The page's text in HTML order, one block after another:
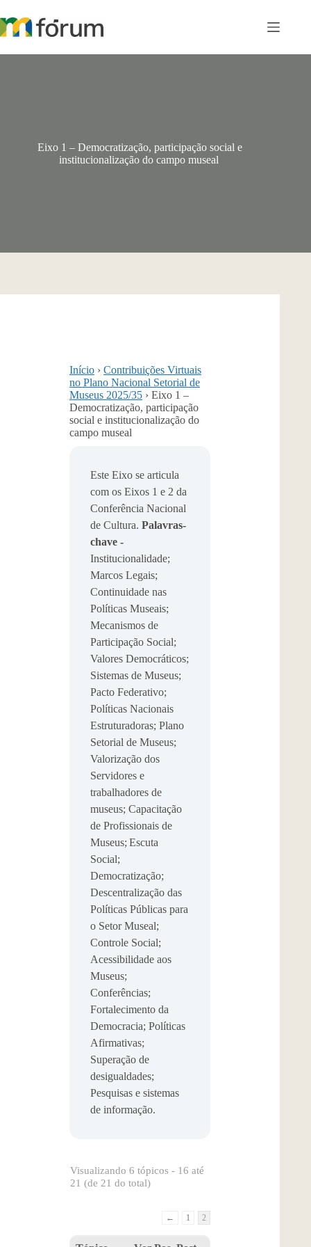
para
o
Eixo 1 – Democratização, participação social e
institucionalização do campo museal
Início › Contribuições Virtuais
no Plano Nacional Setorial de
Museus 2025/35 › Eixo 1 –
Democratização, participação
social e institucionalização do
campo museal
Este Eixo se articula
com os Eixos 1 e 2 da
Conferência Nacional
de Cultura. Palavras-
chave -
Institucionalidade;
Marcos Legais;
Continuidade nas
Políticas Museais;
Mecanismos de
Participação Social;
Valores Democráticos;
Sistemas de Museus;
Pacto Federativo;
Políticas Nacionais
Estruturadoras; Plano
Setorial de Museus;
Valorização dos
Servidores e
trabalhadores de
museus; Capacitação
de Profissionais de
Museus; Escuta
Social;
Democratização;
Descentralização das
Políticas Públicas para
o Setor Museal;
Controle Social;
Acessibilidade aos
Museus;
Conferências;
Fortalecimento da
Democracia; Políticas
Afirmativas;
Superação de
desigualdades;
Pesquisas e sistemas
de informação.
Visualizando 6 tópicos - 16 até
21 (de 21 do total)
← 1 2